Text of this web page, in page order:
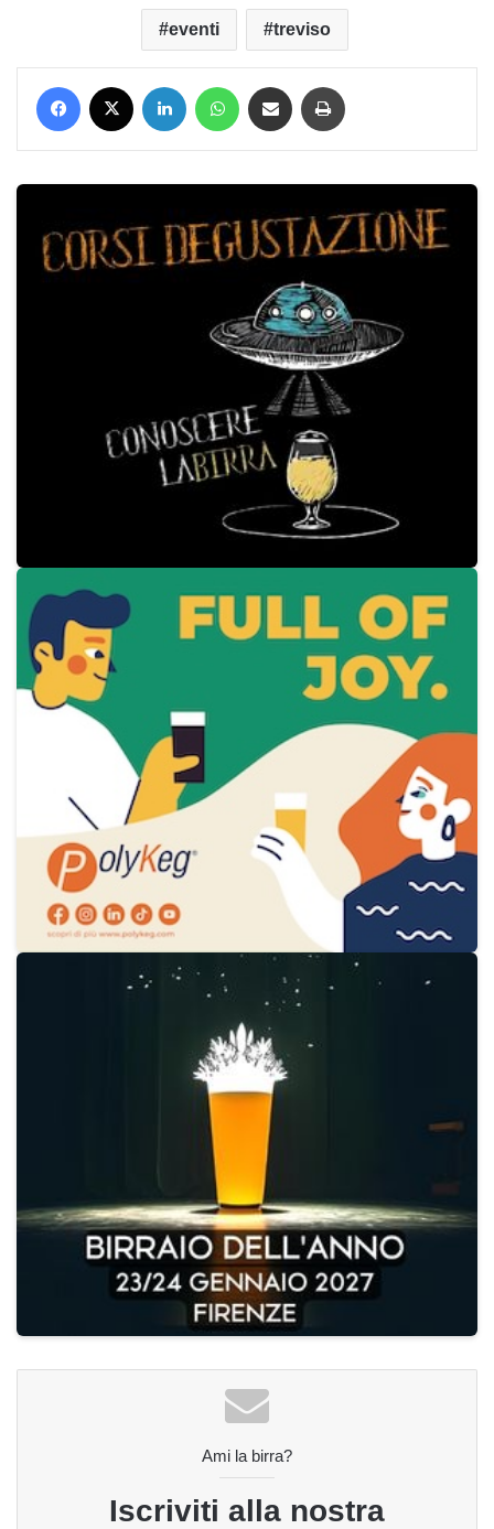
eventi treviso
Facebook LinkedIn WhatsApp Condividi via mail
Ami la birra?
Iscriviti alla nostra